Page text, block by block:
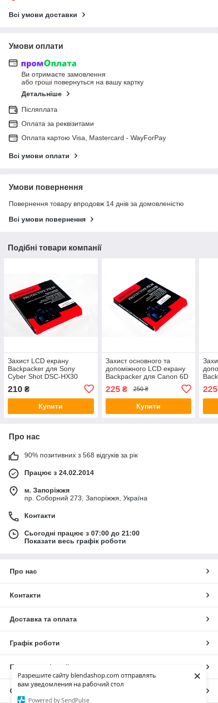
Разрешите сайту blendashop.com отправлять
вам уведомления на рабочий стол
Powered by SendPulse
×
Всі умови доставки
Умови оплати
Ви отримаєте замовлення
або гроші повернуться на вашу картку
Детальніше
Післяплата
Оплата за реквізитами
Оплата картою Visa, Mastercard - WayForPay
Всі умови оплати
Умови повернення
Повернення товару впродовж 14 днів за домовленістю
Всі умови повернення
Подібні товари компанії
Захист LCD екрану
Backpacker для Sony
Cyber Shot DSC-HX30
210 ₴
Купити
Захист основного та
допоміжного LCD екрану
Backpacker для Canon 6D
225₴ 250 ₴
Купити
225
Про нас
90% позитивних з 568 відгуків за рік
Працює з 24.02.2014
м. Запоріжжя
пр. Соборний 273, Запоріжжя, Україна
Контакти
Сьогодні працює з 07:00 до 21:00
Показати весь графік роботи
Про нас
Контакти
Доставка та оплата
Графік роботи
Повна версія сайту
Сайт створено на маркетплейсі